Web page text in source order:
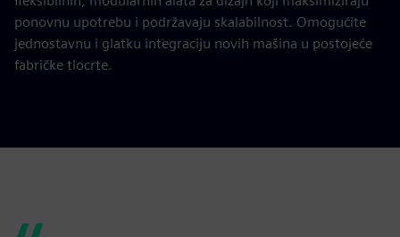
ponovnu upotrebu i podržavaju skalabilnost. Omogućite
jednostavnu i glatku integraciju novih mašina u postojeće
fabričke tlocrte.